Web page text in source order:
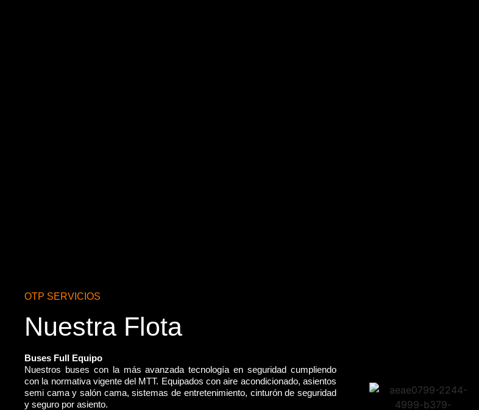
OTP SERVICIOS
Nuestra Flota
Buses Full Equipo
Nuestros buses con la más avanzada tecnología en seguridad cumpliendo
con la normativa vigente del MTT. Equipados con aire acondicionado, asientos
semi cama y salón cama, sistemas de entretenimiento, cinturón de seguridad
y seguro por asiento.